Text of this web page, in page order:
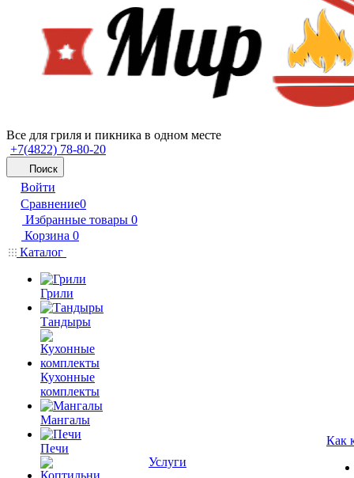
Все для гриля и пикника в одном месте
+7(4822) 78-80-20
Поиск
Войти
Сравнение0
Избранные товары 0
Корзина 0
Каталог
Грили
Тандыры
Кухонные
комплекты
Мангалы
Печи
Услуги
Как